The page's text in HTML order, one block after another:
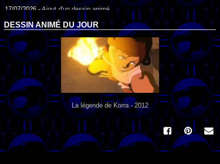
17/07/2026 -Ajout d'un dessin animé
Ajout du dessin animé Heidi (1995) dans la liste.
09/07/2026 -Ajout d'un dessin animé
Ajout du dessin animé Genki l'Aventurier de la Chance (2006) dans la
liste.
04/07/2026 -Ajout d'un dessin animé
Ajout du dessin animé Vilain Petit Canard (2000) dans la liste.
04/07/2026 -
Ajout d'un dessin animé
Ajout du dessin animé Le Noël du vilain petit canard (2003) dans la liste.
DESSIN ANIMÉ DU JOUR
La légende de Korra - 2012